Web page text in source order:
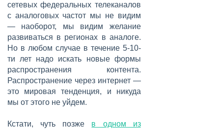
сетевых федеральных телеканалов
с аналоговых частот мы не видим
— наоборот, мы видим желание
развиваться в регионах в аналоге.
Но в любом случае в течение 5-10-
ти лет надо искать новые формы
распространения контента.
Распространение через интернет —
это мировая тенденция, и никуда
мы от этого не уйдем.
Кстати, чуть позже в одном из